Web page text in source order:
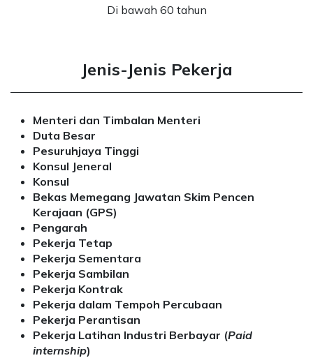
Di bawah 60 tahun
Jenis-Jenis Pekerja
Menteri dan Timbalan Menteri
Duta Besar​
Pesuruhjaya Tinggi
Konsul Jeneral
Konsul
Bekas Memegang Jawatan Skim Pencen
Kerajaan (GPS)
Pengarah
Pekerja Tetap
Pekerja Sementara
Pekerja Sambilan
Pekerja Kontrak
Pekerja dalam Tempoh Percubaan
Pekerja Perantisan
Pekerja Latihan Industri Berbayar (Paid
internship)